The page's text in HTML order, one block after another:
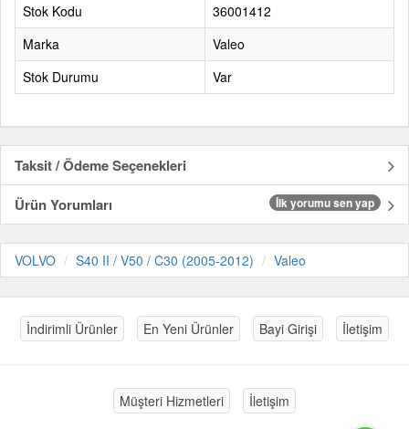
Stok Kodu
36001412
Marka
Valeo
Stok Durumu
Var
Taksit / Ödeme Seçenekleri
Ürün Yorumları
İlk yorumu sen yap
VOLVO S40 II / V50 / C30 (2005-2012) Valeo
İndirimli Ürünler En Yeni Ürünler Bayi Girişi İletişim
Müşteri Hizmetleri İletişim